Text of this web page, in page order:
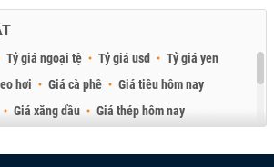
Tỷ giá ngoại tệ Tỷ giá usd
Tỷ giá yen
hơi Giá cà phê
Giá tiêu hôm nay
Giá xăng dầu
Giá thép hôm nay